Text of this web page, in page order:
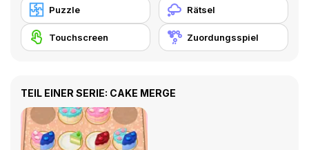
Puzzle Rätsel
Touchscreen Zuordungsspiel
TEIL EINER SERIE: CAKE MERGE